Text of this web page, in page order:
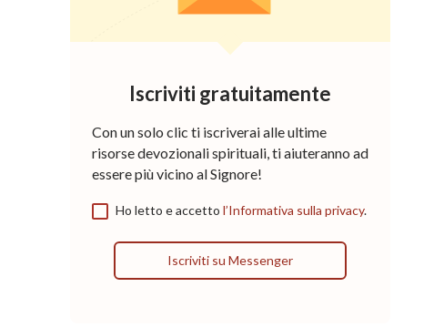
Iscriviti gratuitamente
Con un solo clic ti iscriverai alle ultime
risorse devozionali spirituali, ti aiuteranno ad
essere più vicino al Signore!
Ho letto e accetto l’Informativa sulla privacy.
Iscriviti su Messenger